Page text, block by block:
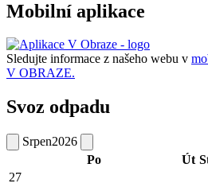
Mobilní aplikace
Sledujte informace z našeho webu v
V OBRAZE.
Svoz odpadu
Srpen2026
Po
Út
27